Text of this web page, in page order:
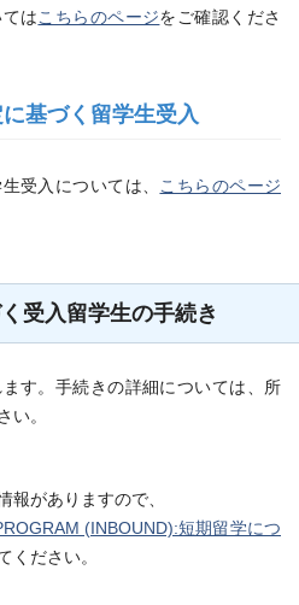
はこちらのページをご確認くださ
基づく留学生受入
受入については、 こちらのページ
受入留学生の手続き
す。手続きの詳細については、所
い。
がありますので、
(INBOUND):短期留学につ
ください。